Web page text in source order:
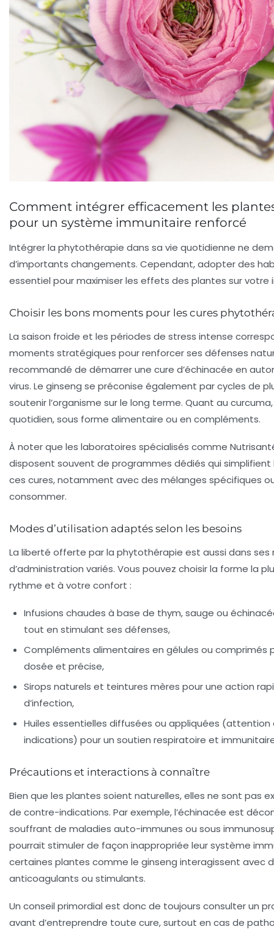
Comment intégrer efficacement les
pour un système immunitaire renforcé
Intégrer la phytothérapie dans sa vie quotidienne ne
d’importants changements. Cependant, adopter des
essentiel pour maximiser les effets des plantes sur votre
Choisir les bons moments pour les cures
La saison froide et les périodes de stress intense
moments stratégiques pour renforcer ses défenses
recommandé de démarrer une cure d’échinacée en
virus. Le ginseng se préconise également par cycles de
soutenir l’organisme sur le long terme. Quant au
quotidien, sous forme alimentaire ou en compléments.
À noter que les laboratoires spécialisés comme
disposent souvent de programmes dédiés qui simplifient
ces cures, notamment avec des mélanges spécifiques
consommer.
Modes d’utilisation adaptés selon les besoins
La liberté offerte par la phytothérapie est aussi dans ses
d’administration variés. Vous pouvez choisir la forme la
rythme et à votre confort :
Infusions chaudes à base de thym, sauge ou
tout en stimulant ses défenses,
Compléments alimentaires en gélules ou comprimés
dosée et précise,
Sirops naturels et teintures mères pour une action
d’infection,
Huiles essentielles diffusées ou appliquées
indications) pour un soutien respiratoire et
Précautions et interactions à connaître
Bien que les plantes soient naturelles, elles ne sont pas
de contre-indications. Par exemple, l’échinacée est
souffrant de maladies auto-immunes ou sous
pourrait stimuler de façon inappropriée leur système
certaines plantes comme le ginseng interagissent avec
anticoagulants ou stimulants.
Un conseil primordial est donc de toujours consulter un
avant d’entreprendre toute cure, surtout en cas de